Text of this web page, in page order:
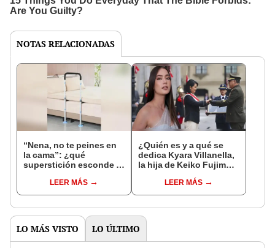
NOTAS RELACIONADAS
“Nena, no te peines en
la cama”: ¿qué
superstición esconde la
Enanitos Verdes?
LEER MÁS
¿Quién es y a qué se
dedica Kyara Villanella,
la hija de Keiko Fujimori
nivel nacional?
LEER MÁS
LO MÁS VISTO LO ÚLTIMO